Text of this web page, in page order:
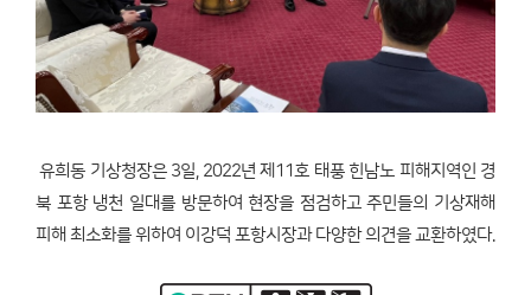
유희동 기상청장은 3일, 2022년 제11호 태풍 힌남노 피해지역인 경
북 포항 냉천 일대를 방문하여 현장을 점검하고 주민들의 기상재해
피해 최소화를 위하여 이강덕 포항시장과 다양한 의견을 교환하였다.